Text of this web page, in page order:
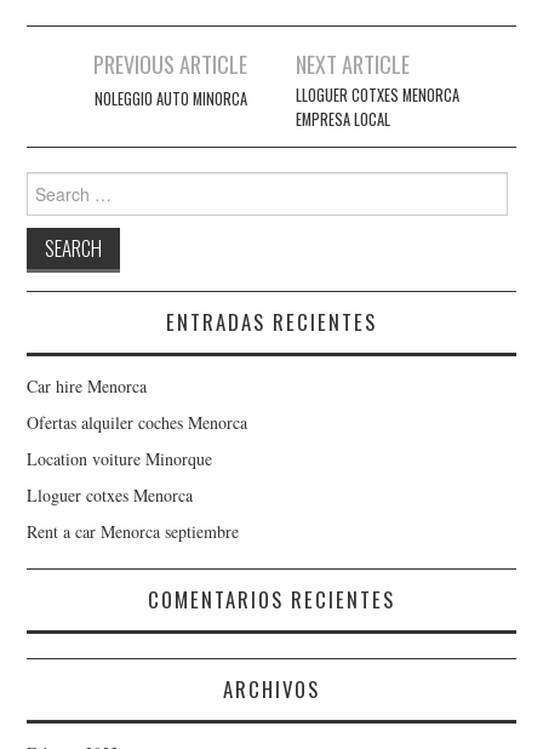
Post navigation
PREVIOUS ARTICLE
NOLEGGIO AUTO MINORCA
NEXT ARTICLE
LLOGUER COTXES MENORCA
EMPRESA LOCAL
Search for:
ENTRADAS RECIENTES
Car hire Menorca
Ofertas alquiler coches Menorca
Location voiture Minorque
Lloguer cotxes Menorca
Rent a car Menorca septiembre
COMENTARIOS RECIENTES
ARCHIVOS